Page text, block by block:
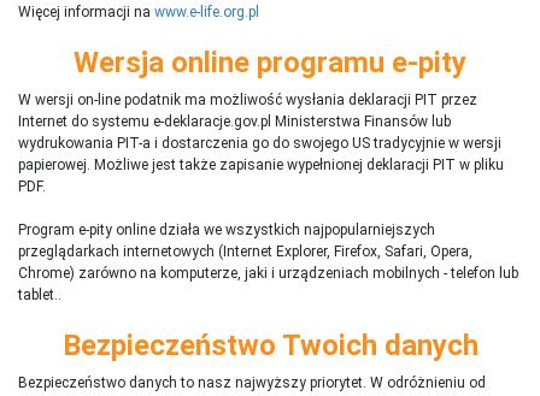
Więcej informacji na www.e-life.org.pl
Wersja online programu e-pity
W wersji on-line podatnik ma możliwość wysłania deklaracji PIT przez
Internet do systemu e-deklaracje.gov.pl Ministerstwa Finansów lub
wydrukowania PIT-a i dostarczenia go do swojego US tradycyjnie w wersji
papierowej. Możliwe jest także zapisanie wypełnionej deklaracji PIT w pliku
PDF.
Program e-pity online działa we wszystkich najpopularniejszych
przeglądarkach internetowych (Internet Explorer, Firefox, Safari, Opera,
Chrome) zarówno na komputerze, jaki i urządzeniach mobilnych - telefon lub
tablet..
Bezpieczeństwo Twoich danych
Bezpieczeństwo danych to nasz najwyższy priorytet. W odróżnieniu od